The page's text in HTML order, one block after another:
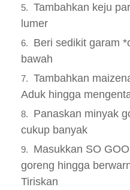
Tambahkan keju
lumer
Beri sedikit garam
bawah
Tambahkan
Aduk hingga
Panaskan minyak
cukup banyak
Masukkan SO
goreng hingga
Tiriskan